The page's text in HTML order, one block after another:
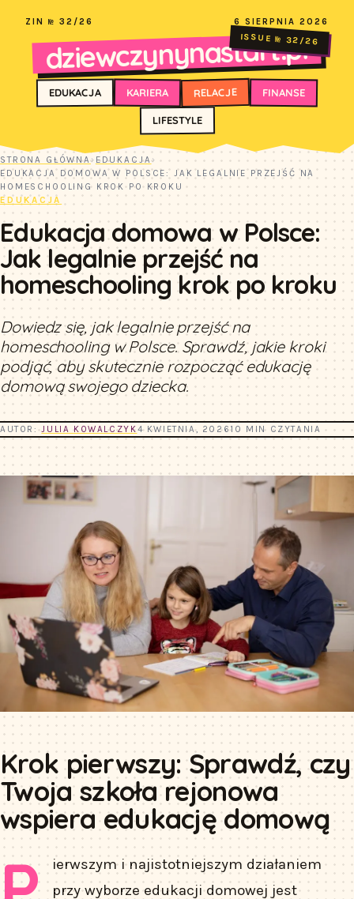
ZIN № 32/26 6 SIERPNIA 2026
dziewczynynastart.pl
ISSUE № 32/26
EDUKACJA KARIERA RELACJE FINANSE
LIFESTYLE
STRONA GŁÓWNA› EDUKACJA›
EDUKACJA DOMOWA W POLSCE: JAK LEGALNIE PRZEJŚĆ NA
HOMESCHOOLING KROK PO KROKU
EDUKACJA
Edukacja domowa w Polsce:
Jak legalnie przejść na
homeschooling krok po kroku
Dowiedz się, jak legalnie przejść na
homeschooling w Polsce. Sprawdź, jakie kroki
podjąć, aby skutecznie rozpocząć edukację
domową swojego dziecka.
AUTOR:JULIA KOWALCZYK4 KWIETNIA, 202610 MIN CZYTANIA
Krok pierwszy: Sprawdź, czy
Twoja szkoła rejonowa
wspiera edukację domową
ierwszym i najistotniejszym działaniem
przy wyborze edukacji domowej jest